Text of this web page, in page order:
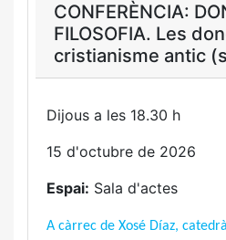
CONFERÈNCIA:
FILOSOFIA. Les
cristianisme antic
Dijous a les 18.30 h
15 d'octubre de 2026
Espai: Sala d'actes
A càrrec de Xosé Díaz,